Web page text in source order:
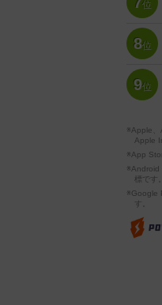
位
8位
9位
※Apple、
Apple
※App
※Android
標です。
※Google
す。